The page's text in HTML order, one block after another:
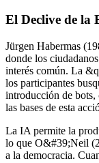
El Declive de la
Jürgen Habermas
donde los
interés común. La
los participantes
introducción de bots,
las bases de esta
La IA permite la
lo que O&#39;Neil
a la democracia.